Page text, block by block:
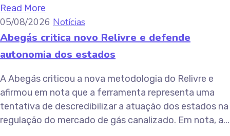
Read More
05/08/2026 Notícias
Abegás critica novo Relivre e defende
autonomia dos estados
A Abegás criticou a nova metodologia do Relivre e
afirmou em nota que a ferramenta representa uma
tentativa de descredibilizar a atuação dos estados na
regulação do mercado de gás canalizado. Em nota, a...